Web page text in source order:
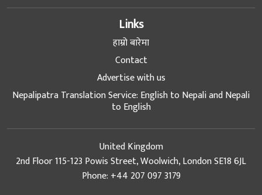
Links
हाम्रो बारेमा
Contact
Advertise with us
Nepalipatra Translation Service: English to Nepali and Nepali
to English
United Kingdom
2nd Floor 115-123 Powis Street, Woolwich, London SE18 6JL
Phone: +44 207 097 3179